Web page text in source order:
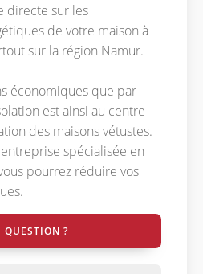
directe sur les
de votre maison à
sur la région Namur.
économiques que par
est ainsi au centre
des maisons vétustes.
spécialisée en
pourrez réduire vos
QUESTION ?